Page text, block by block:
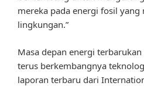
mereka pada energi fosil
lingkungan.”
Masa depan energi
terus berkembangnya
laporan terbaru dari